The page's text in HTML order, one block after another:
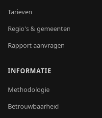
Tarieven
Regio's & gemeenten
Rapport aanvragen
INFORMATIE
Methodologie
Betrouwbaarheid